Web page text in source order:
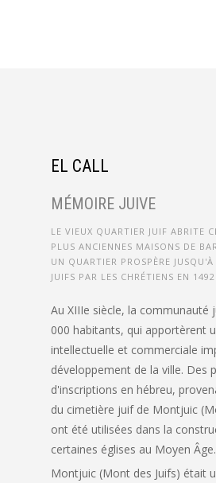
EL CALL
MÉMOIRE JUIVE
LE VIEUX QUARTIER JUIF ABRITE
PLUS ANCIENNES MAISONS DE
UN QUARTIER PROSPÈRE
JUIFS PAR LES CHRÉTIENS EN 1492.
Au XIIIe siècle, la communauté
000 habitants, qui apportèrent
intellectuelle et commerciale
développement de la ville. Des
d'inscriptions en hébreu,
du cimetière juif de Montjuic
ont été utilisées dans la
certaines églises au Moyen Âge.
Montjuic (Mont des Juifs) était